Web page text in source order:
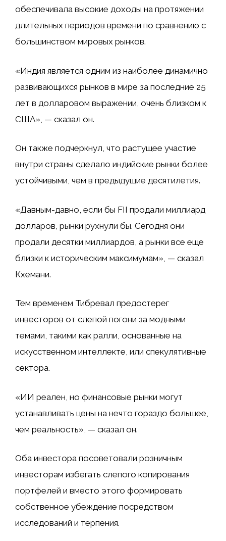
обеспечивала высокие доходы на протяжении
длительных периодов времени по сравнению с
большинством мировых рынков.
«Индия является одним из наиболее динамично
развивающихся рынков в мире за последние 25
лет в долларовом выражении, очень близком к
США», — сказал он.
Он также подчеркнул, что растущее участие
внутри страны сделало индийские рынки более
устойчивыми, чем в предыдущие десятилетия.
«Давным-давно, если бы FII продали миллиард
долларов, рынки рухнули бы. Сегодня они
продали десятки миллиардов, а рынки все еще
близки к историческим максимумам», — сказал
Кхемани.
Тем временем Тибревал предостерег
инвесторов от слепой погони за модными
темами, такими как ралли, основанные на
искусственном интеллекте, или спекулятивные
сектора.
«ИИ реален, но финансовые рынки могут
устанавливать цены на нечто гораздо большее,
чем реальность», — сказал он.
Оба инвестора посоветовали розничным
инвесторам избегать слепого копирования
портфелей и вместо этого формировать
собственное убеждение посредством
исследований и терпения.